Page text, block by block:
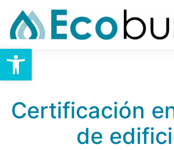
Abrir barra de herramientas
Skip to main content
Certificación
de